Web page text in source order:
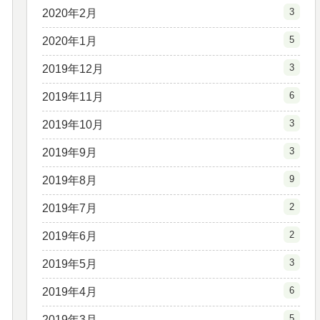
2020年2月 3
2020年1月 5
2019年12月 3
2019年11月 6
2019年10月 3
2019年9月 3
2019年8月 9
2019年7月 2
2019年6月 2
2019年5月 3
2019年4月 6